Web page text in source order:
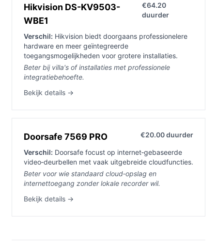
Hikvision DS-KV9503-
WBE1
€64.20
duurder
Verschil: Hikvision biedt doorgaans professionelere
hardware en meer geïntegreerde
toegangsmogelijkheden voor grotere installaties.
Beter bij villa's of installaties met professionele
integratiebehoefte.
Bekijk details →
Doorsafe 7569 PRO €20.00 duurder
Verschil: Doorsafe focust op internet‑gebaseerde
video‑deurbellen met vaak uitgebreide cloudfuncties.
Beter voor wie standaard cloud‑opslag en
internettoegang zonder lokale recorder wil.
Bekijk details →